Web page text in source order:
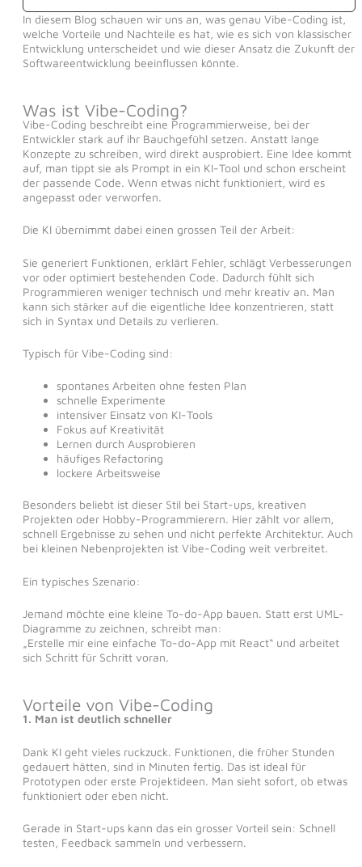
In diesem Blog schauen wir uns an, was genau Vibe-Coding ist,
welche Vorteile und Nachteile es hat, wie es sich von klassischer
Entwicklung unterscheidet und wie dieser Ansatz die Zukunft der
Softwareentwicklung beeinflussen könnte.
Was ist Vibe-Coding?
Vibe-Coding beschreibt eine Programmierweise, bei der
Entwickler stark auf ihr Bauchgefühl setzen. Anstatt lange
Konzepte zu schreiben, wird direkt ausprobiert. Eine Idee kommt
auf, man tippt sie als Prompt in ein KI-Tool und schon erscheint
der passende Code. Wenn etwas nicht funktioniert, wird es
angepasst oder verworfen.
Die KI übernimmt dabei einen grossen Teil der Arbeit:
Sie generiert Funktionen, erklärt Fehler, schlägt Verbesserungen
vor oder optimiert bestehenden Code. Dadurch fühlt sich
Programmieren weniger technisch und mehr kreativ an. Man
kann sich stärker auf die eigentliche Idee konzentrieren, statt
sich in Syntax und Details zu verlieren.
Typisch für Vibe-Coding sind:
spontanes Arbeiten ohne festen Plan
schnelle Experimente
intensiver Einsatz von KI-Tools
Fokus auf Kreativität
Lernen durch Ausprobieren
häufiges Refactoring
lockere Arbeitsweise
Besonders beliebt ist dieser Stil bei Start-ups, kreativen
Projekten oder Hobby-Programmierern. Hier zählt vor allem,
schnell Ergebnisse zu sehen und nicht perfekte Architektur. Auch
bei kleinen Nebenprojekten ist Vibe-Coding weit verbreitet.
Ein typisches Szenario:
Jemand möchte eine kleine To-do-App bauen. Statt erst UML-
Diagramme zu zeichnen, schreibt man:
„Erstelle mir eine einfache To-do-App mit React“ und arbeitet
sich Schritt für Schritt voran.
Vorteile von Vibe-Coding
1. Man ist deutlich schneller
Dank KI geht vieles ruckzuck. Funktionen, die früher Stunden
gedauert hätten, sind in Minuten fertig. Das ist ideal für
Prototypen oder erste Projektideen. Man sieht sofort, ob etwas
funktioniert oder eben nicht.
Gerade in Start-ups kann das ein grosser Vorteil sein: Schnell
testen, Feedback sammeln und verbessern.